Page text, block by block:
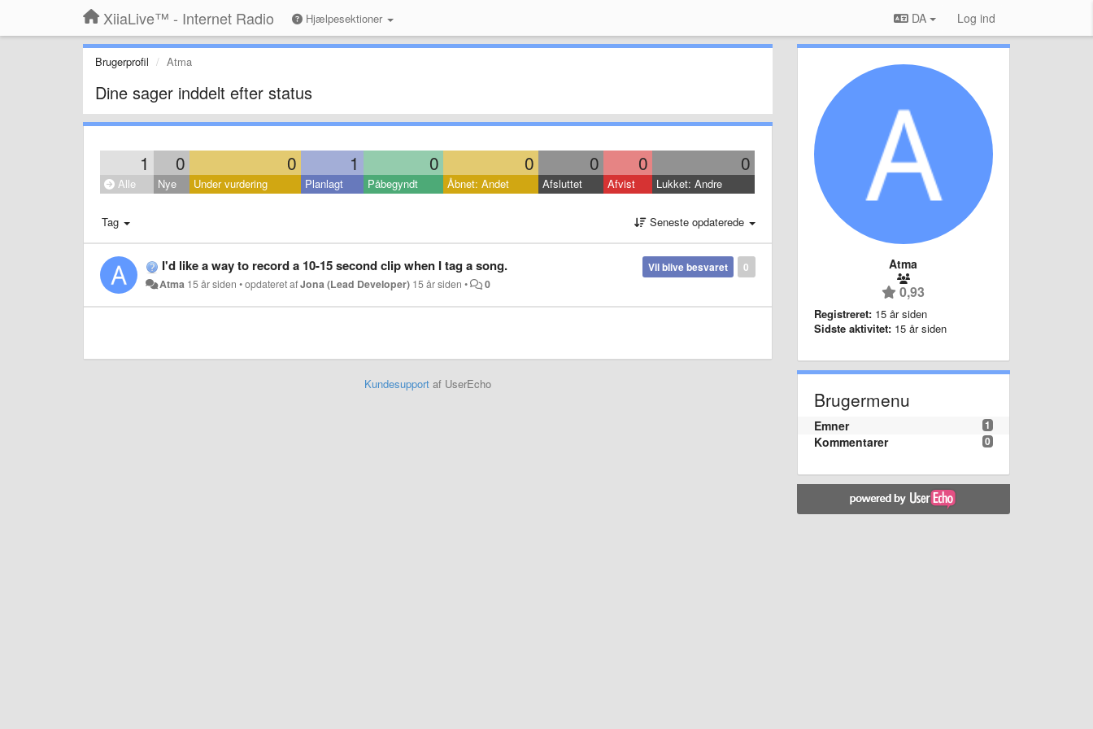
XiiaLive™ - Internet Radio Hjælpesektioner DA Log ind
Brugerprofil Atma
Dine sager inddelt efter status
1 0 0 1 0 0 0 0 0
Alle Nye Under vurdering Planlagt Påbegyndt Åbnet: Andet Afsluttet Afvist Lukket: Andre
Tag Seneste opdaterede
0
Vil blive besvaret
I'd like a way to record a 10-15 second clip when I tag a song.
Atma 15 år siden •opdateret afJona (Lead Developer) 15 år siden • 0
Kundesupportaf UserEcho
Atma
0,93
Registreret: 15 år siden
Sidste aktivitet: 15 år siden
Brugermenu
1
Emner
0
Kommentarer